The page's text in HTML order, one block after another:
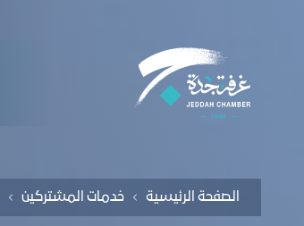
الصفحة الرئيسية ﺧﺪﻣﺎت المشتركين